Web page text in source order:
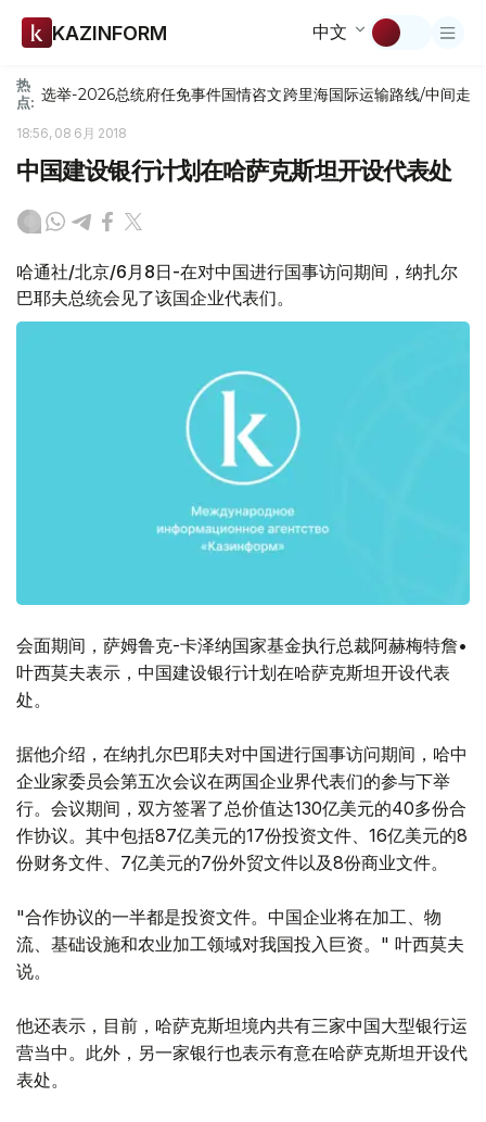
KAZINFORM 中文
热
点: 选举-2026总统府任免事件国情咨文跨里海国际运输路线/中间走廊
18:56, 08 6月 2018
中国建设银行计划在哈萨克斯坦开设代表处
哈通社/北京/6月8日-在对中国进行国事访问期间，纳扎尔
巴耶夫总统会见了该国企业代表们。
会面期间，萨姆鲁克-卡泽纳国家基金执行总裁阿赫梅特詹•
叶西莫夫表示，中国建设银行计划在哈萨克斯坦开设代表
处。
据他介绍，在纳扎尔巴耶夫对中国进行国事访问期间，哈中
企业家委员会第五次会议在两国企业界代表们的参与下举
行。会议期间，双方签署了总价值达130亿美元的40多份合
作协议。其中包括87亿美元的17份投资文件、16亿美元的8
份财务文件、7亿美元的7份外贸文件以及8份商业文件。
"合作协议的一半都是投资文件。中国企业将在加工、物
流、基础设施和农业加工领域对我国投入巨资。" 叶西莫夫
说。
他还表示，目前，哈萨克斯坦境内共有三家中国大型银行运
营当中。此外，另一家银行也表示有意在哈萨克斯坦开设代
表处。